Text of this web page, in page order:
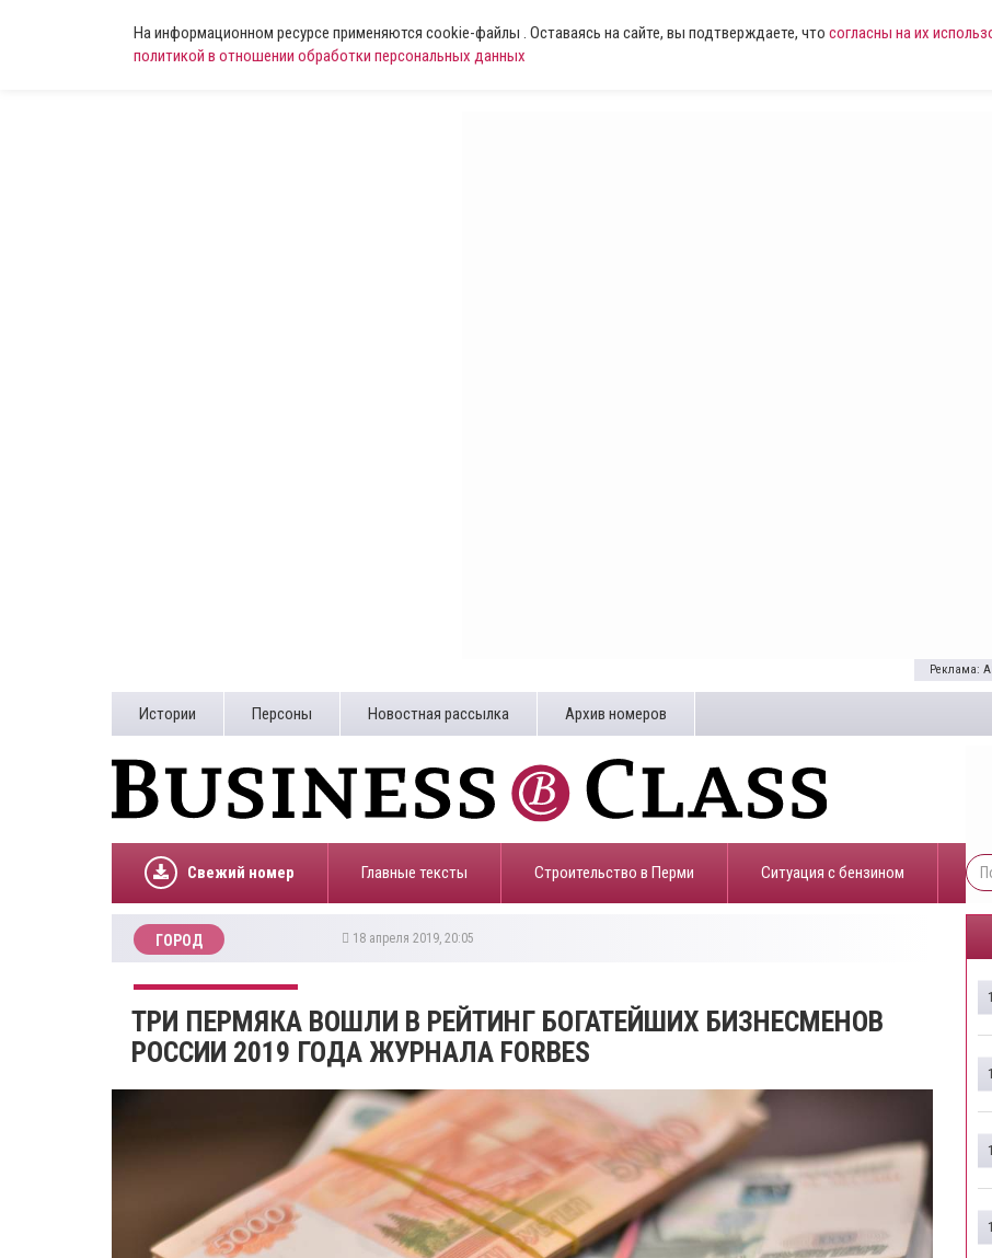
На информационном ресурсе применяются cookie-файлы . Оставаясь на сайте, вы подтверждаете, что согласны на их
политикой в отношении обработки персональных данных
Реклама:
Истории Персоны Новостная рассылка Архив номеров
Свежий номер Главные тексты Строительство в Перми ​Ситуация с бензином
ГОРОД 18 апреля 2019, 20:05
ТРИ ПЕРМЯКА ВОШЛИ В РЕЙТИНГ БОГАТЕЙШИХ БИЗНЕСМЕНОВ
РОССИИ 2019 ГОДА ЖУРНАЛА FORBES